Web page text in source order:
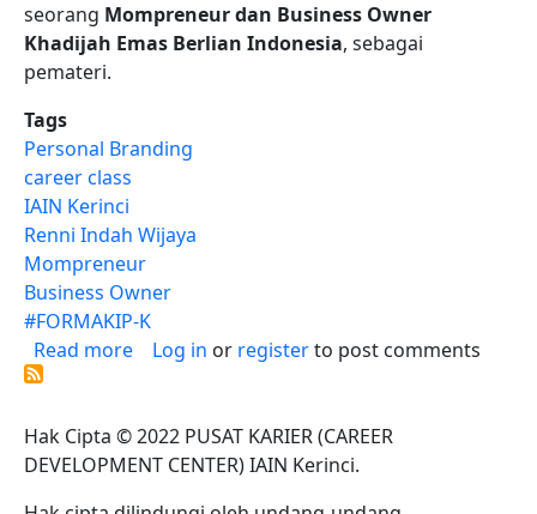
seorang Mompreneur dan Business Owner
Khadijah Emas Berlian Indonesia, sebagai
pemateri.
Tags
Personal Branding
career class
IAIN Kerinci
Renni Indah Wijaya
Mompreneur
Business Owner
#FORMAKIP-K
Read moreabout Unlock Your Potential: Tips Jitu
Log in or registerto post comments
Hak Cipta © 2022 PUSAT KARIER (CAREER
DEVELOPMENT CENTER) IAIN Kerinci.